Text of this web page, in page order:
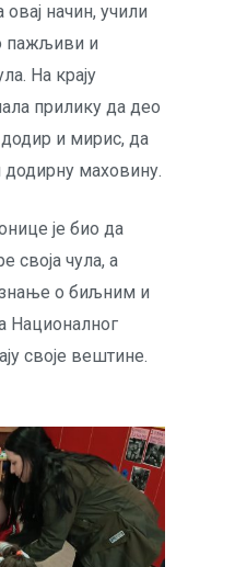
начин, учили
пажљиви и
На крају
прилику да део
и мирис, да
маховину.
је био да
своја чула, а
о биљним и
Националног
своје вештине.